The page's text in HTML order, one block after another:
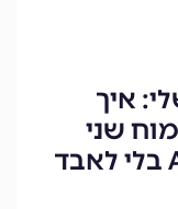
איך
שני
עוזרים לנהל עסק ADHD בלי לאבד